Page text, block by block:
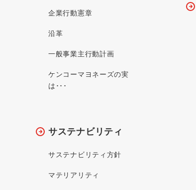
企業行動憲章
沿革
一般事業主行動計画
ケンコーマヨネーズの実
は･･･
サステナビリティ
サステナビリティ方針
マテリアリティ